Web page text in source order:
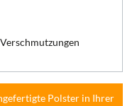
Polster in Ihrer